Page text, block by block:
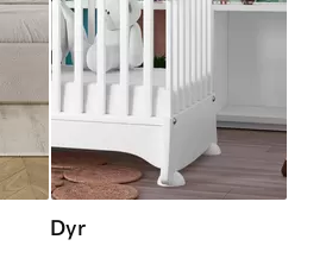
Dyr